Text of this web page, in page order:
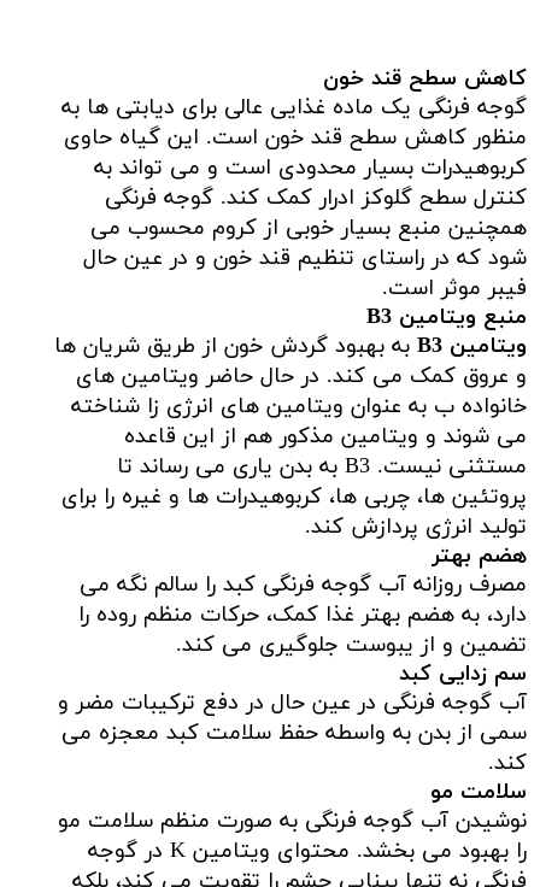
کاهش سطح قند خون
گوجه فرنگی یک ماده غذایی عالی برای دیابتی ها به
منظور کاهش سطح قند خون است. این گیاه حاوی
کربوهیدرات بسیار محدودی است و می تواند به
کنترل سطح گلوکز ادرار کمک کند. گوجه فرنگی
همچنین منبع بسیار خوبی از کروم محسوب می
شود که در راستای تنظیم قند خون و در عین حال
فیبر موثر است.
منبع ویتامینB3
ویتامین B3
به بهبود گردش خون از طریق شریان ها
و عروق کمک می کند. در حال حاضر ویتامین های
خانواده ب به عنوان ویتامین های انرژی زا شناخته
می شوند و ویتامین مذکور هم از این قاعده
مستثنی نیست. B3 به بدن یاری می رساند تا
پروتئین ها، چربی ها، کربوهیدرات ها و غیره را برای
تولید انرژی پردازش کند.
هضم بهتر
مصرف روزانه آب گوجه فرنگی کبد را سالم نگه می
دارد، به هضم بهتر غذا کمک، حرکات منظم روده را
تضمین و از یبوست جلوگیری می کند.
سم زدایی کبد
آب گوجه فرنگی در عین حال در دفع ترکیبات مضر و
سمی از بدن به واسطه حفظ سلامت کبد معجزه می
کند.
سلامت مو
نوشیدن آب گوجه فرنگی به صورت منظم سلامت مو
را بهبود می بخشد. محتوای ویتامین K در گوجه